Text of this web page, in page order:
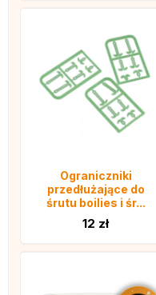
Ograniczniki
przedłużające do
śrutu boilies i śr...
12 zł